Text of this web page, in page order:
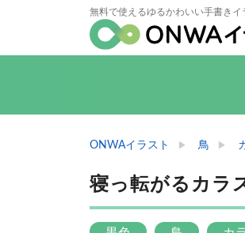
無料で使えるゆるかわいい手書きイ
ONWAイラスト 鳥
寝っ転がるカラ